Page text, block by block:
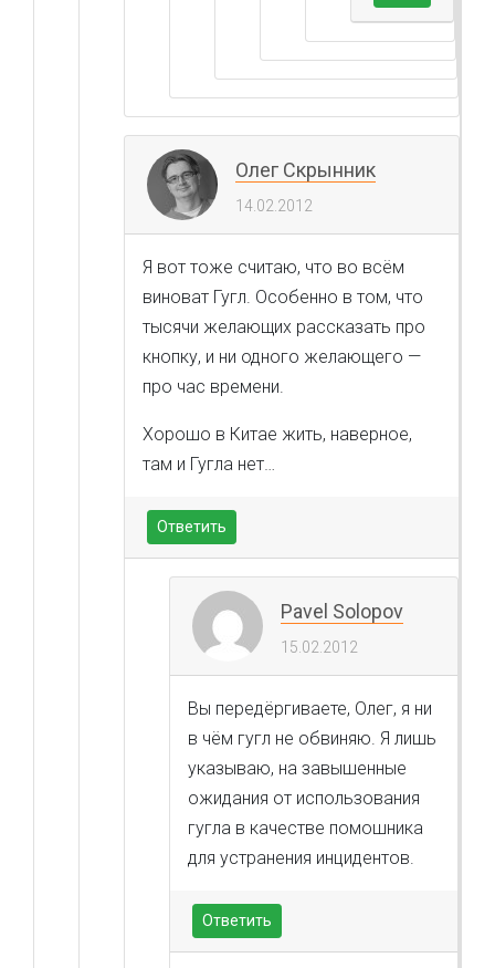
Олег Скрынник
14.02.2012
Я вот тоже считаю, что во всём
виноват Гугл. Особенно в том, что
тысячи желающих рассказать про
кнопку, и ни одного желающего —
про час времени.
Хорошо в Китае жить, наверное,
там и Гугла нет…
Ответить
Pavel Solopov
15.02.2012
Вы передёргиваете, Олег, я ни
в чём гугл не обвиняю. Я лишь
указываю, на завышенные
ожидания от использования
гугла в качестве помошника
для устранения инцидентов.
Ответить